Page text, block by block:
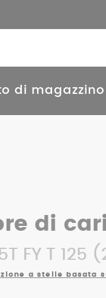
di magazzino
di
FY T 125
a stelle basata